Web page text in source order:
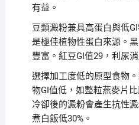
有益。
豆類澱粉兼具高蛋白與低
是極佳植物性蛋白來源。
豐富。紅豆GI值29，利尿
選擇加工度低的原型食物
物GI值低，如整粒燕麥片
冷卻後的澱粉會產生抗性
煮白飯低30%。